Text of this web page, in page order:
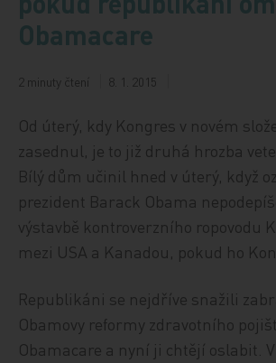
Obamacare
2 minuty čtení 8. 1. 2015
Od úterý, kdy Kongres v novém
zasednul, je to již druhá hrozba
Bílý dům učinil hned v úterý, když
prezident Barack Obama
výstavbě kontroverzního ropovodu
mezi USA a Kanadou, pokud ho
Republikáni se nejdříve snažili
Obamovy reformy zdravotního
Obamacare a nyní ji chtějí oslabit.